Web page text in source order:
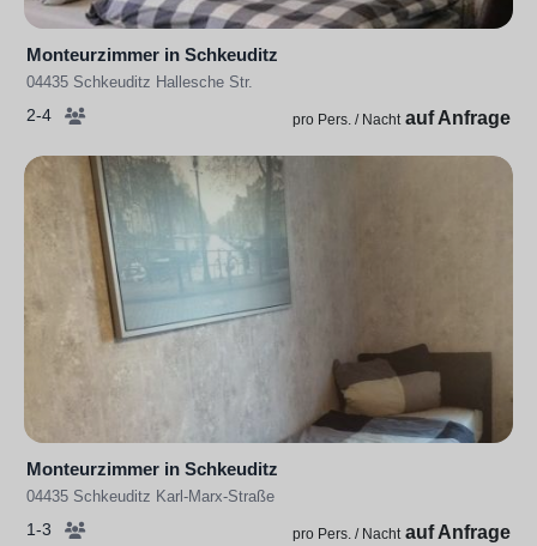
Monteurzimmer in Schkeuditz
04435 Schkeuditz Hallesche Str.
2-4 pro Pers. / Nacht auf Anfrage
Monteurzimmer in Schkeuditz
04435 Schkeuditz Karl-Marx-Straße
1-3 pro Pers. / Nacht auf Anfrage